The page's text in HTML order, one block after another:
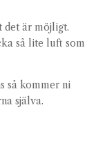
det är möjligt.
så lite luft som
så kommer ni
själva.